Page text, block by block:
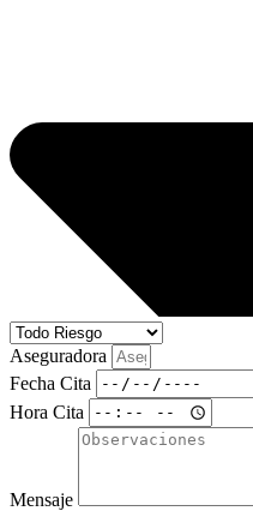
Aseguradora
Fecha Cita
Hora Cita
Mensaje